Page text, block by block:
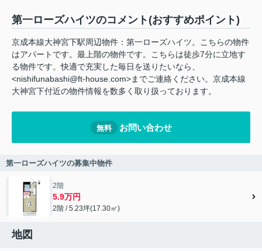
第一ローズハイツのコメント(おすすめポイント)
京成本線大神宮下駅周辺物件：第一ローズハイツ。こちらの物件
はアパートです。最上階の物件です。こちらは徒歩7分に立地す
る物件です。快適で充実した毎日を送りたいなら、
<nishifunabashi@ft-house.com>までご連絡ください。京成本線
大神宮下付近の物件情報を数多く取り扱っております。
無料 お問い合わせ
第一ローズハイツの募集中物件
2階
5.9万円
2階 / 5.23坪(17.30㎡)
地図